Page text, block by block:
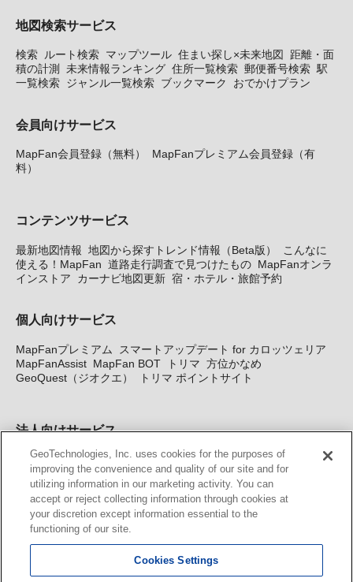
地図検索サービス
検索 ルート検索 マップツール 住まい探し×未来地図
距離・面
積の計測
未来情報ランキング 住所一覧検索 郵便番号検索 駅
一覧検索 ジャンル一覧検索 ブックマーク おでかけプラン
会員向けサービス
MapFan会員登録（無料）
MapFanプレミアム会員登録（有
料）
コンテンツサービス
最新地図情報 地図から探すトレンド情報（Beta版）
こんなに
使える！MapFan 道路走行調査で見つけたもの MapFanオンラ
インストア
カーナビ地図更新 宿・ホテル・旅館予約
個人向けサービス
MapFanプレミアム
スマートアップデート for カロッツェリア
MapFanAssist MapFan BOT トリマ 方位かなめ
GeoQuest（ジオクエ）
トリマ ポイントサイト
法人向けサービス
法人向け地図・位置情報サービス WEBサイト・システム向け地
図API Windows PC向け地図開発キット MapFan DB 住所確認
サービス
MAP WORLD+ トリマ広告 Geo-Research
カーナビ地図更新サービス
MapFan スマートメンバーズ
GeoTechnologies, Inc. uses cookies for the purposes of
improving the convenience and quality of our site and for
utilizing information in our marketing activity. You can
accept or reject collecting information through cookies at
your discretion except information essential to the
functioning of our site.
Cookies Settings